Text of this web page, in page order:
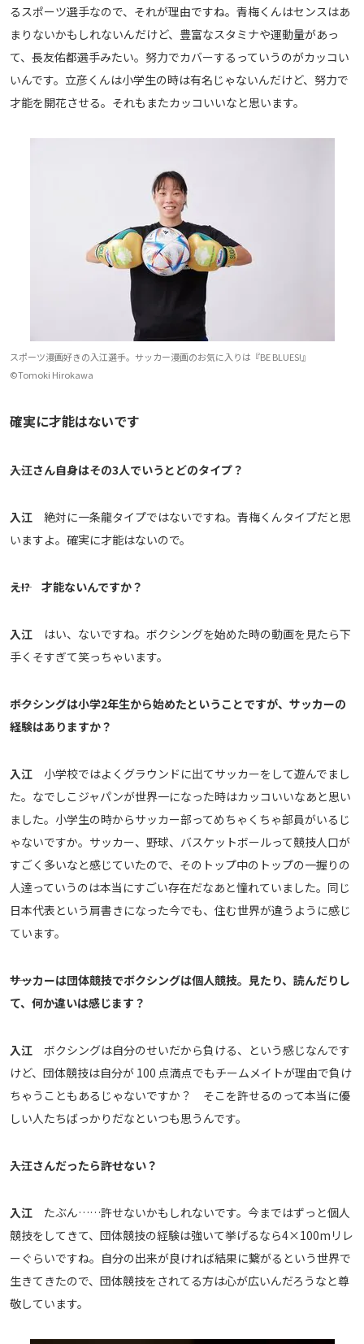
Share
るスポーツ選手なので、それが理由ですね。青梅くんはセンスはあ
まりないかもしれないんだけど、豊富なスタミナや運動量があっ
て、長友佑都選手みたい。努力でカバーするっていうのがカッコい
いんです。立彦くんは小学生の時は有名じゃないんだけど、努力で
才能を開花させる。それもまたカッコいいなと思います。
スポーツ漫画好きの入江選手。サッカー漫画のお気に入りは『BE BLUES!』
©Tomoki Hirokawa
確実に才能はないです
――入江さん自身はその3人でいうとどのタイプ？
入江 絶対に一条龍タイプではないですね。青梅くんタイプだと思
いますよ。確実に才能はないので。
――え!? 才能ないんですか？
入江 はい、ないですね。ボクシングを始めた時の動画を見たら下
手くそすぎて笑っちゃいます。
――ボクシングは小学2年生から始めたということですが、サッカーの
経験はありますか？
入江 小学校ではよくグラウンドに出てサッカーをして遊んでまし
た。なでしこジャパンが世界一になった時はカッコいいなあと思い
ました。小学生の時からサッカー部ってめちゃくちゃ部員がいるじ
ゃないですか。サッカー、野球、バスケットボールって競技人口が
すごく多いなと感じていたので、そのトップ中のトップの一握りの
人達っていうのは本当にすごい存在だなあと憧れていました。同じ
日本代表という肩書きになった今でも、住む世界が違うように感じ
ています。
――サッカーは団体競技でボクシングは個人競技。見たり、読んだりし
て、何か違いは感じます？
入江 ボクシングは自分のせいだから負ける、という感じなんです
けど、団体競技は自分が 100 点満点でもチームメイトが理由で負け
ちゃうこともあるじゃないですか？ そこを許せるのって本当に優
しい人たちばっかりだなといつも思うんです。
――入江さんだったら許せない？
入江 たぶん……許せないかもしれないです。今まではずっと個人
競技をしてきて、団体競技の経験は強いて挙げるなら4×100mリレ
ーぐらいですね。自分の出来が良ければ結果に繋がるという世界で
生きてきたので、団体競技をされてる方は心が広いんだろうなと尊
敬しています。